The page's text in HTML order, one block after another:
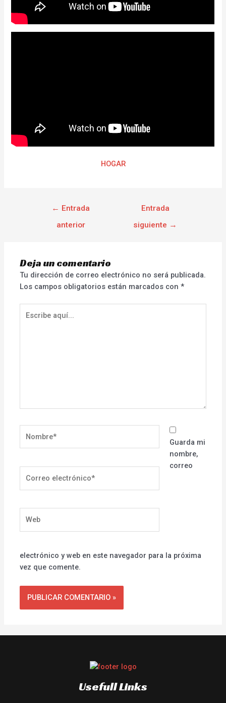
HOGAR
← Entrada
anterior
Entrada
siguiente →
Deja un comentario
Tu dirección de correo electrónico no será publicada.
Los campos obligatorios están marcados con*
aquí...
electrónico*
Guarda mi
nombre,
correo
electrónico y web en este navegador para la próxima
vez que comente.
Usefull Links